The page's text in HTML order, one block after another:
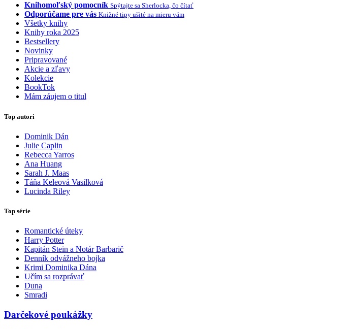
Knihomoľský pomocník Spýtajte sa Sherlocka, čo čítať
Odporúčame pre vás Knižné tipy ušité na mieru vám
Všetky knihy
Knihy roka 2025
Bestsellery
Novinky
Pripravované
Akcie a zľavy
Kolekcie
BookTok
Mám záujem o titul
Top autori
Dominik Dán
Julie Caplin
Rebecca Yarros
Ana Huang
Sarah J. Maas
Táňa Keleová Vasilková
Lucinda Riley
Top série
Romantické úteky
Harry Potter
Kapitán Stein a Notár Barbarič
Denník odvážneho bojka
Krimi Dominika Dána
Učím sa rozprávať
Duna
Smradi
Darčekové poukážky